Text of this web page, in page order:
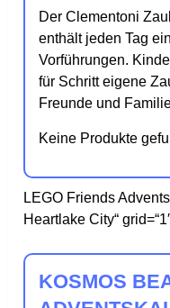
Der Clementoni
enthält jeden Tag
Vorführungen.
für Schritt eigene
Freunde und
Keine Produkte
LEGO Friends
Heartlake City“
KOSMOS